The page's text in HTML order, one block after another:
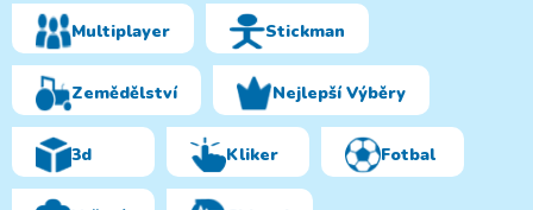
Multiplayer Stickman
Zemědělství Nejlepší Výběry
3d Kliker Fotbal